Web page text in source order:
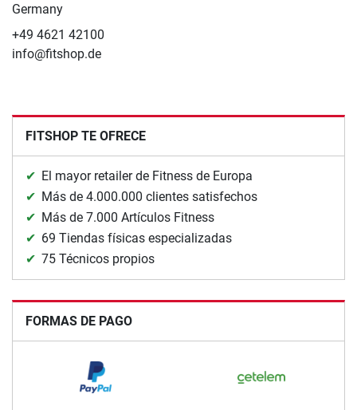
Germany
+49 4621 42100
info@fitshop.de
FITSHOP TE OFRECE
El mayor retailer de Fitness de Europa
Más de 4.000.000 clientes satisfechos
Más de 7.000 Artículos Fitness
69 Tiendas físicas especializadas
75 Técnicos propios
FORMAS DE PAGO